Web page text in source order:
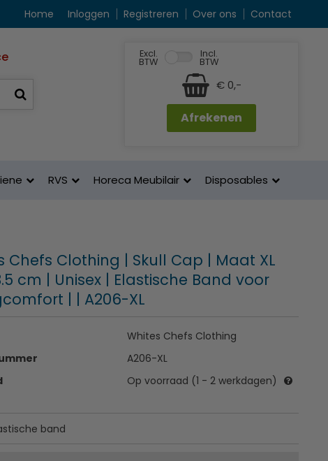
Home Inloggen Registreren Over ons Contact
Excl.
BTW
Incl.
BTW
€ 0,-
Afrekenen
RVS Horeca Meubilair Disposables
Chefs Clothing | Skull Cap | Maat XL
cm | Unisex | Elastische Band voor
| | A206-XL
Whites Chefs Clothing
A206-XL
Op voorraad (1 - 2 werkdagen)
band